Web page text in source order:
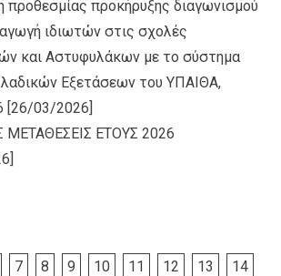
προθεσμίας προκήρυξης διαγωνισμού
ιδιωτών στις σχολές
και Αστυφυλάκων με το σύστημα
Εξετάσεων του ΥΠΑΙΘΑ,
[26/03/2026]
ΜΕΤΑΘΕΣΕΙΣ ΕΤΟΥΣ 2026
7 8 9 10 11 12 13
14